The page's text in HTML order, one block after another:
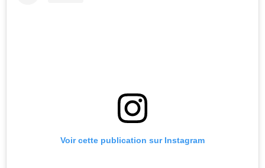
Voir cette publication sur Instagram